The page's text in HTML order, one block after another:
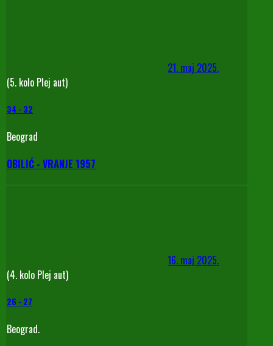
21. maj 2025.
(5. kolo Plej aut)
34 - 32
Beograd
OBILIĆ - VRANJE 1957
16. maj 2025.
(4. kolo Plej aut)
26 - 27
Beograd.